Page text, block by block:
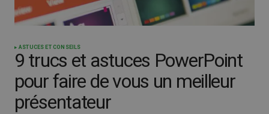
ASTUCES ET CONSEILS
9 trucs et astuces PowerPoint
pour faire de vous un meilleur
présentateur